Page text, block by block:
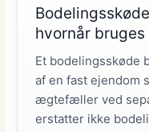
hvornår bruges
Et bodelingsskøde
af en fast ejendom
ægtefæller ved
erstatter ikke